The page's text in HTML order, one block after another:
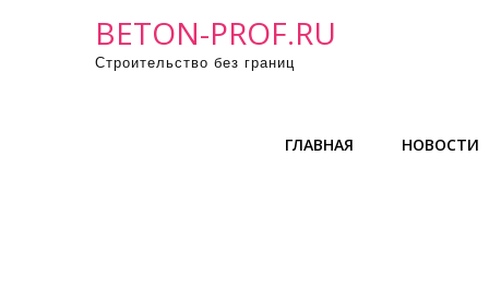
BETON-PROF.RU
Строительство без границ
ГЛАВНАЯ НОВОСТИ